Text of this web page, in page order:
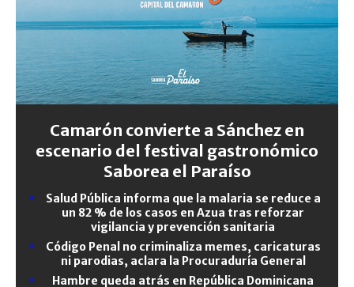
Camarón convierte a Sánchez en
escenario del festival gastronómico
Saborea el Paraíso
Salud Pública informa que la malaria se reduce a
un 82 % de los casos en Azua tras reforzar
vigilancia y prevención sanitaria
Código Penal no criminaliza memes, caricaturas
ni parodias, aclara la Procuraduría General
Hambre queda atrás en República Dominicana